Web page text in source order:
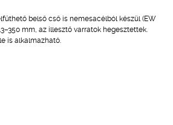
belső cső is nemesacélból készül (EW
mm, az illesztő varratok hegesztettek.
is alkalmazható.